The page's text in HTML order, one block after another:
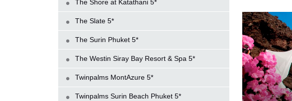
The Shore at Katathani 5*
The Slate 5*
The Surin Phuket 5*
The Westin Siray Bay Resort & Spa 5*
Twinpalms MontAzure 5*
Twinpalms Surin Beach Phuket 5*